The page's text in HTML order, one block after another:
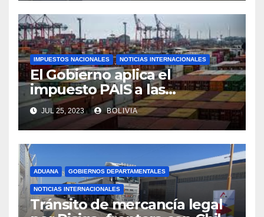
IMPUESTOS NACIONALES NOTICIAS INTERNACIONALES
El Gobierno aplica el
impuesto PAIS a las
importaciones de algunos
bienes y servicios
JUL 25, 2023 BOLIVIA
ADUANA GOBIERNOS DEPARTAMENTALES
NOTICIAS INTERNACIONALES
Tránsito de mercancía legal